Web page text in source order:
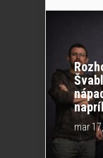
mar